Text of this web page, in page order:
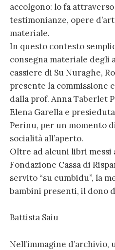
accolgono: lo fa
testimonianze, opere
materiale.
In questo contesto
consegna materiale degli
cassiere di Su Nuraghe,
presente la commissione
dalla prof. Anna Taberlet
Elena Garella e
Perinu, per un momento
socialità all’aperto.
Oltre ad alcuni libri messi
Fondazione Cassa di
servito “su cumbidu”, la
bambini presenti, il dono
Battista Saiu
Nell’immagine